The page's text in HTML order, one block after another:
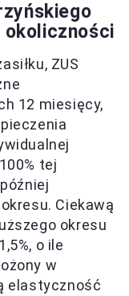
okoliczności
ZUS
12 miesięcy,
tej
Ciekawą
okresu
o ile
w
elastyczność